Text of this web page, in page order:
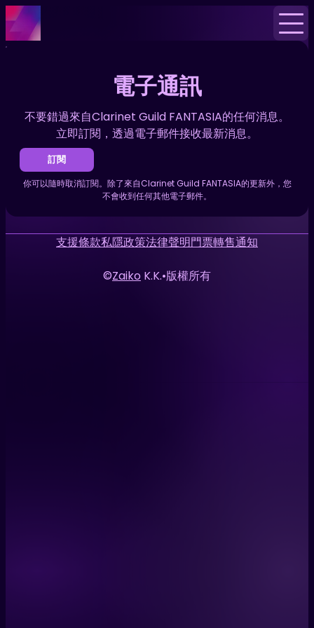
首頁
電子通訊
不要錯過來自Clarinet Guild FANTASIA的任何消息。
立即訂閱，透過電子郵件接收最新消息。
訂閱
你可以隨時取消訂閱。除了來自Clarinet Guild FANTASIA的更新外，您
不會收到任何其他電子郵件。
支援條款私隱政策法律聲明門票轉售通知
©Zaiko K.K.•版權所有